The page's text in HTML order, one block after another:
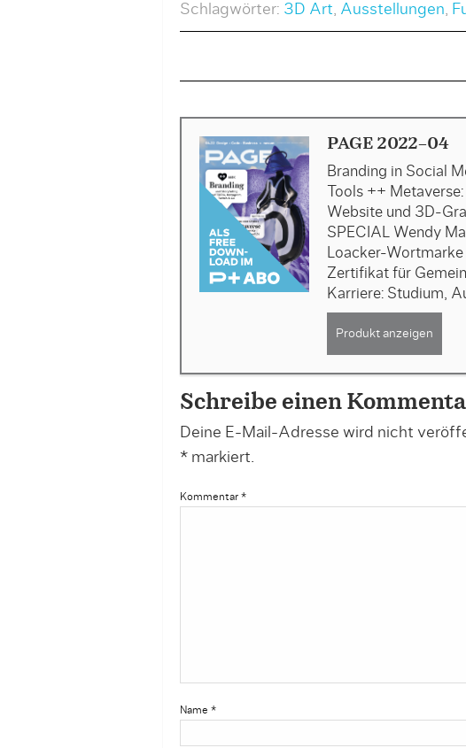
Schlagwörter: 3D Art Ausstellungen
PAGE 2022-04
Branding in Social
Tools ++
Website und 3D-
SPECIAL Wendy
Loacker-
Zertifikat für
Karriere: Studium,
Produkt anzeigen
Schreibe einen
Deine E-Mail-Adresse wird nicht
*markiert.
Kommentar *
Name *